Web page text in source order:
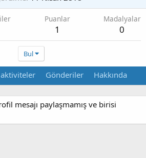
Puanlar
1
Madalyalar
0
Bul
Gönderiler Hakkında
mesajı paylaşmamış ve birisi